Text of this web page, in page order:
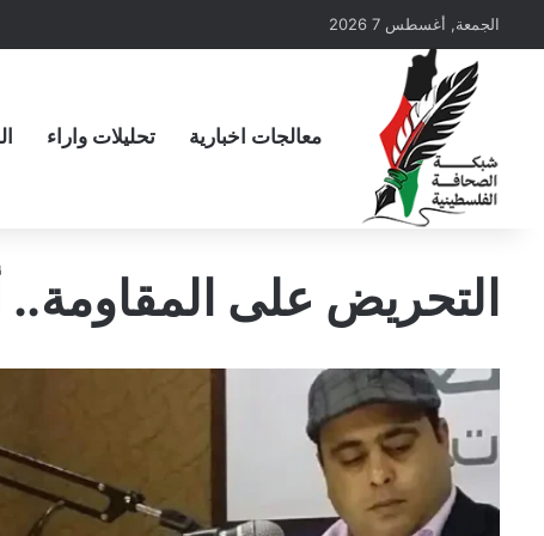
الجمعة, أغسطس 7 2026
معالجات اخبارية تحليلات واراء
التحريض على المقاومة..